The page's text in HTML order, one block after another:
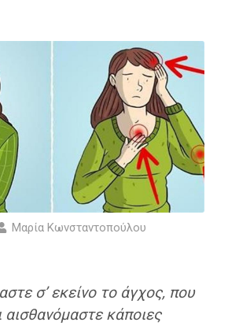
Μαρία Κωνσταντοπούλου
σ’ εκείνο το άγχος, που
αισθανόμαστε κάποιες